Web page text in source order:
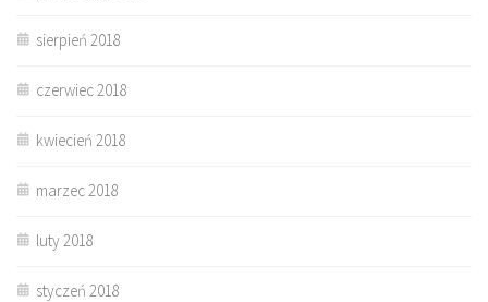
sierpień 2018
czerwiec 2018
kwiecień 2018
marzec 2018
luty 2018
styczeń 2018